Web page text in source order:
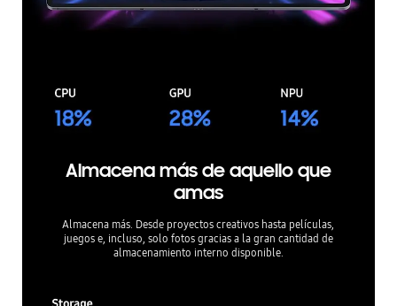
Almacena más de aquello que
amas
Almacena más. Desde proyectos creativos hasta películas,
juegos e, incluso, solo fotos gracias a la gran cantidad de
almacenamiento interno disponible.